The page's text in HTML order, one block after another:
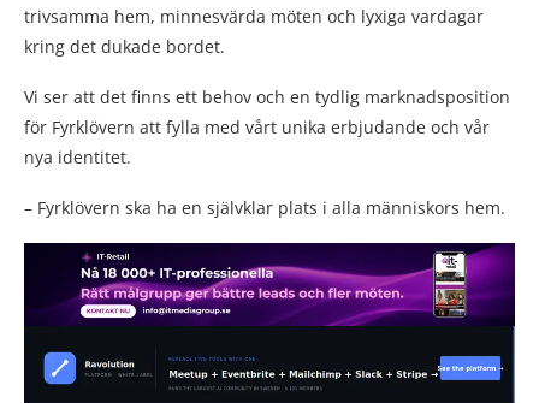
trivsamma hem, minnesvärda möten och lyxiga vardagar
kring det dukade bordet.
Vi ser att det finns ett behov och en tydlig marknadsposition
för Fyrklövern att fylla med vårt unika erbjudande och vår
nya identitet.
– Fyrklövern ska ha en självklar plats i alla människors hem.